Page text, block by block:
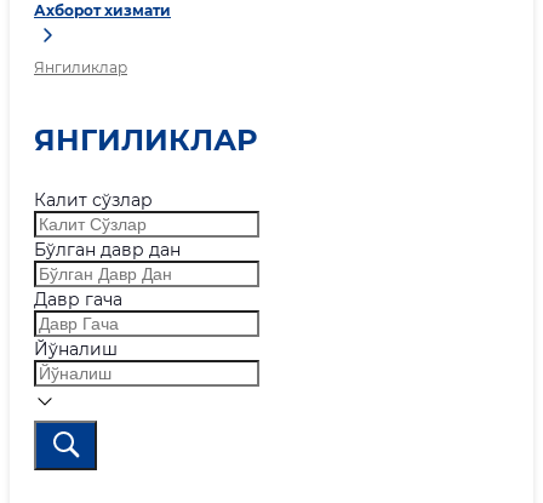
Ахборот хизмати
Янгиликлар
ЯНГИЛИКЛАР
Калит сўзлар
Бўлган давр дан
Давр гача
Йўналиш